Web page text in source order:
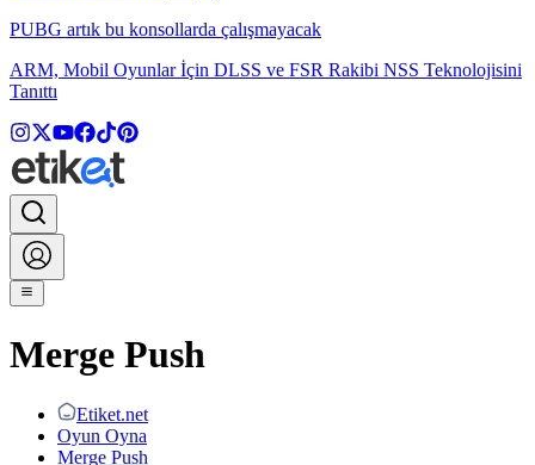
PUBG artık bu konsollarda çalışmayacak
ARM, Mobil Oyunlar İçin DLSS ve FSR Rakibi NSS Teknolojisini
Tanıttı
Merge Push
Etiket.net
Oyun Oyna
Merge Push